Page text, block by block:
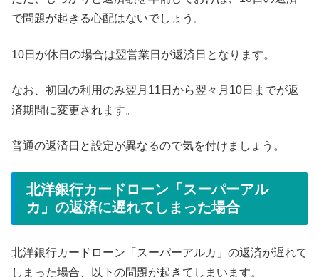
で問題が起きる心配はないでしょう。
10日が休日の場合は翌営業日が返済日となります。
なお、初回の利用のみ翌月11日から翌々月10日までが返
済期間に変更されます。
普通の返済日と設定が異なるので気を付けましょう。
北洋銀行カードローン「スーパーアル
カ」の返済に遅れてしまった場合
北洋銀行カードローン「スーパーアルカ」の返済が遅れて
しまった場合、以下の問題が起きてしまいます。